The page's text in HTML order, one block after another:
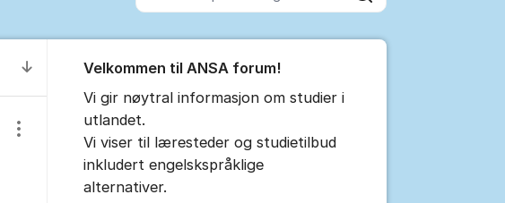
Til seneste kommentar
Vis/skjul innstillinger for innlegg/kommentarer
Velkommen til ANSA forum!
Vi gir nøytral informasjon om studier i
utlandet.
Vi viser til læresteder og studietilbud
inkludert engelskspråklige
alternativer.